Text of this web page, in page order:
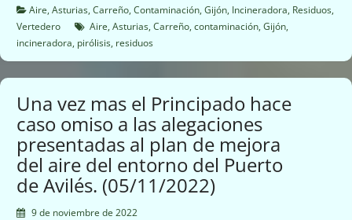
se
opone
a
la
apertura
una
planta
de
pirólisis
para
tratar
plásticos
Aire, Asturias, Carreño, Contaminación, Gijón, Incineradora, Residuos,
Vertedero
Aire, Asturias, Carreño, contaminación, Gijón,
incineradora, pirólisis, residuos
Una vez mas el Principado hace
caso omiso a las alegaciones
presentadas al plan de mejora
del aire del entorno del Puerto
de Avilés. (05/11/2022)
9 de noviembre de 2022